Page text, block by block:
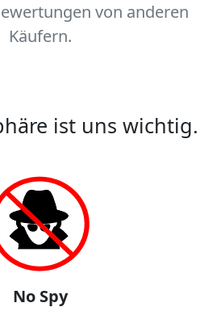
von anderen
Käufern.
ist uns wichtig.
No Spy